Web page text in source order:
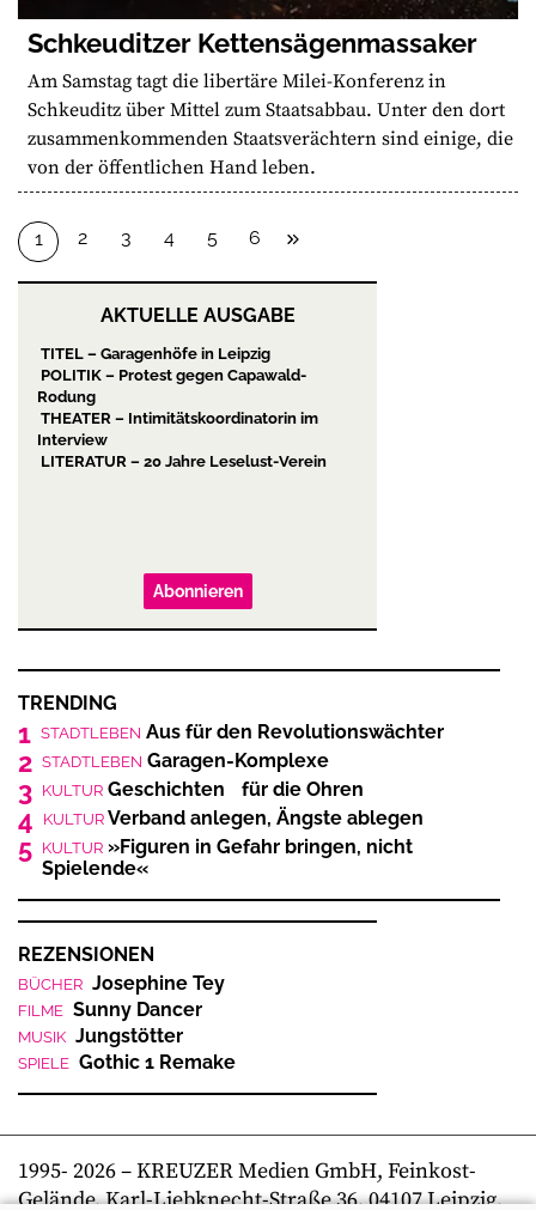
Schkeuditzer Kettensägenmassaker
Am Samstag tagt die libertäre Milei-Konferenz in
Schkeuditz über Mittel zum Staatsabbau. Unter den dort
zusammenkommenden Staatsverächtern sind einige, die
von der öffentlichen Hand leben.
1 2 3 4 5 6
AKTUELLE AUSGABE
Abonnieren
TRENDING
1 STADTLEBEN Aus für den Revolutionswächter
2 STADTLEBEN Garagen-Komplexe
3 KULTUR Geschichten für die Ohren
4 KULTUR Verband anlegen, Ängste ablegen
5 KULTUR »Figuren in Gefahr bringen, nicht
Spielende«
REZENSIONEN
BÜCHER Josephine Tey
FILME Sunny Dancer
MUSIK Jungstötter
SPIELE Gothic 1 Remake
1995- 2026– KREUZER Medien GmbH, Feinkost-
Gelände, Karl-Liebknecht-Straße 36, 04107 Leipzig,